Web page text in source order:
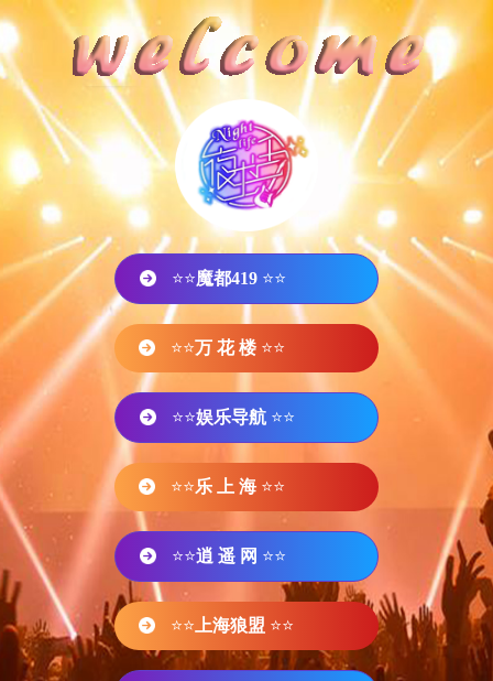
⭐⭐魔都419 ⭐⭐
⭐⭐万 花 楼 ⭐⭐
⭐⭐娱乐导航 ⭐⭐
⭐⭐乐 上 海 ⭐⭐
⭐⭐逍 遥 网 ⭐⭐
⭐⭐ 上海狼盟 ⭐⭐